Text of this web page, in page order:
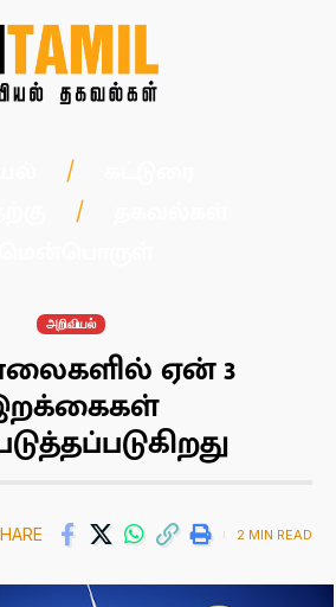
அறிவியல்
ஏன் 3
2 MIN READ